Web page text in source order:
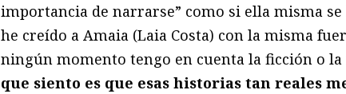
importancia de narrarse” como si ella misma
he creído a Amaia (Laia Costa) con la misma
ningún momento tengo en cuenta la ficción o la
que siento es que esas historias tan reales